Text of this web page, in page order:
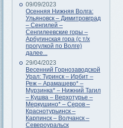
09/09/2023
Осенняя Нижняя Волга:
Ульяновск – Димитровград
– Сенгилей –
Сенгилеевские горы –
Арбугинская гора (с т/х
прогулкой по Волге)
далее...
29/04/2023
Весенний Горнозаводской
Урал: Туринск – Ирбит –
Реж – Арамашево* –
Мурзинка* – Нижний Тагил
– Кушва – Верхотурье –
Меркушино* – Серов –
Краснотурьинск –
Карпинск – Волчанск –
Североуральск